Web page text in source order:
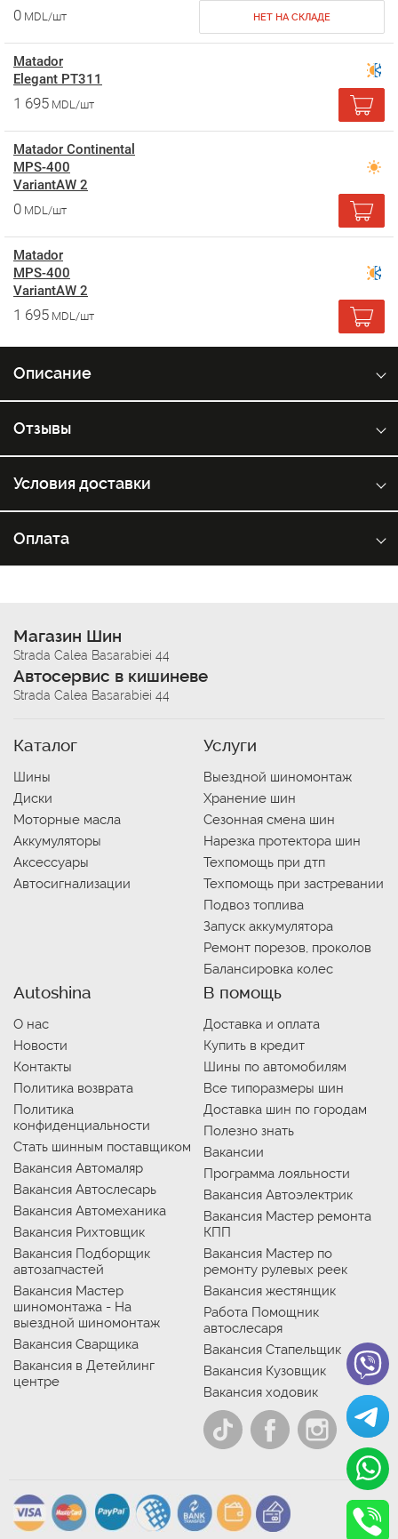
0 MDL/шт НЕТ НА СКЛАДЕ
Matador
Elegant PT311
1 695 MDL/шт
Matador Continental
MPS-400
VariantAW 2
0 MDL/шт
Matador
MPS-400
VariantAW 2
1 695 MDL/шт
Описание
Отзывы
Условия доставки
Оплата
Магазин Шин
Strada Calea Basarabiei 44
Автосервис в кишиневе
Strada Calea Basarabiei 44
Каталог
Шины
Диски
Моторные масла
Аккумуляторы
Аксессуары
Автосигнализации
Услуги
Выездной шиномонтаж
Хранение шин
Сезонная смена шин
Нарезка протектора шин
Техпомощь при дтп
Техпомощь при застревании
Подвоз топлива
Запуск аккумулятора
Ремонт порезов, проколов
Балансировка колес
Autoshina
О нас
Новости
Контакты
Политика возврата
Политика
конфиденциальности
Стать шинным поставщиком
Вакансия Автомаляр
Вакансия Автослесарь
Вакансия Автомеханика
Вакансия Рихтовщик
Вакансия Подборщик
автозапчастей
Вакансия Мастер
шиномонтажа - На
выездной шиномонтаж
Вакансия Сварщика
Вакансия в Детейлинг
центре
В помощь
Доставка и оплата
Купить в кредит
Шины по автомобилям
Все типоразмеры шин
Доставка шин по городам
Полезно знать
Вакансии
Программа лояльности
Вакансия Автоэлектрик
Вакансия Мастер ремонта
КПП
Вакансия Мастер по
ремонту рулевых реек
Вакансия жестянщик
Работа Помощник
автослесаря
Вакансия Стапельщик
Вакансия Кузовщик
Вакансия ходовик